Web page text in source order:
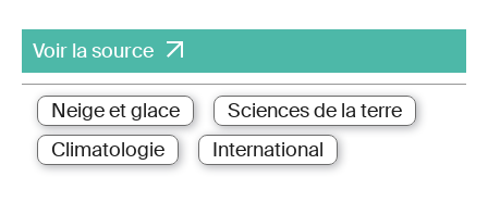
Voir la source
Neige et glace
Sciences de la terre
Climatologie
International